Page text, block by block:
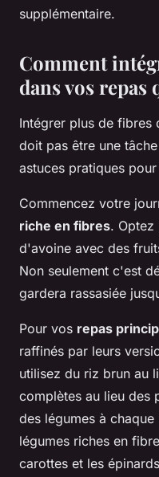
supplémentaire.
Comment
dans vos
Intégrer plus de fibres
doit pas être une
astuces pratiques
Commencez votre
riche en fibres.
d'avoine avec des
Non seulement c'est
gardera rassasiée
Pour vos repas
raffinés par leurs
utilisez du riz brun au
complètes au lieu des
des légumes à
légumes riches en
carottes et les